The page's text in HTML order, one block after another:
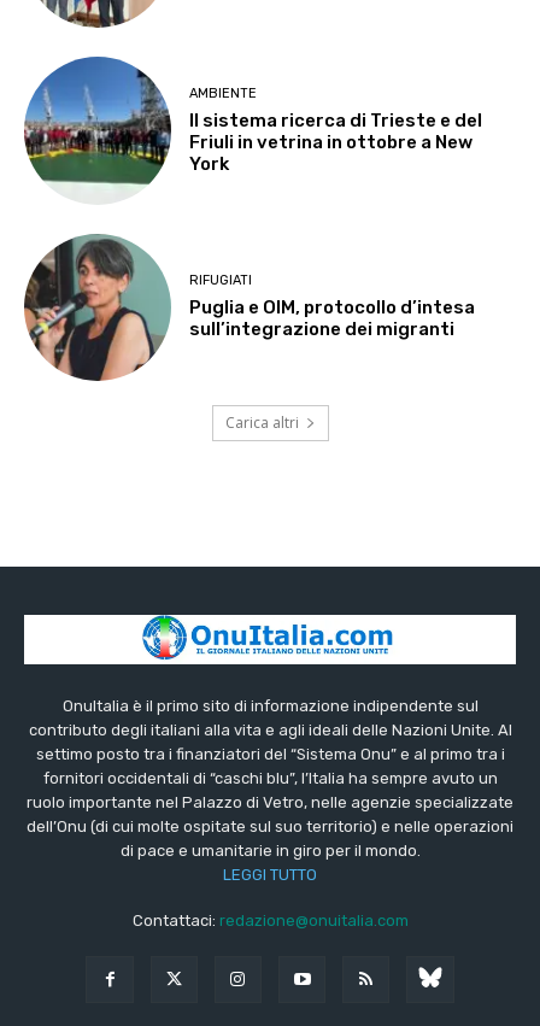
AMBIENTE
Il sistema ricerca di Trieste e del
Friuli in vetrina in ottobre a New
York
RIFUGIATI
Puglia e OIM, protocollo d’intesa
sull’integrazione dei migranti
Carica altri
OnuItalia è il primo sito di informazione indipendente sul
contributo degli italiani alla vita e agli ideali delle Nazioni Unite. Al
settimo posto tra i finanziatori del “Sistema Onu” e al primo tra i
fornitori occidentali di “caschi blu”, l’Italia ha sempre avuto un
ruolo importante nel Palazzo di Vetro, nelle agenzie specializzate
dell’Onu (di cui molte ospitate sul suo territorio) e nelle operazioni
di pace e umanitarie in giro per il mondo.
LEGGI TUTTO
Contattaci: redazione@onuitalia.com